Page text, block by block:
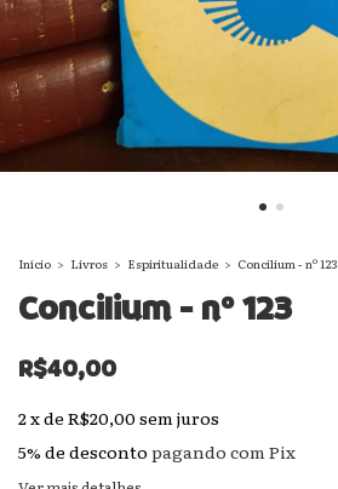
Início > Livros > Espiritualidade > Concilium - nº 123
Concilium - nº 123
R$40,00
2xde R$20,00 sem juros
5% de desconto pagando com Pix